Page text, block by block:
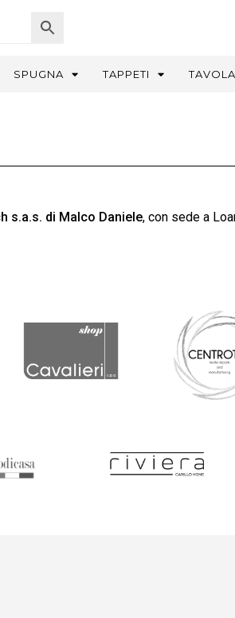
SPUGNA TAPPETI TAVOLA
s.a.s. di Malco Daniele, con sede a